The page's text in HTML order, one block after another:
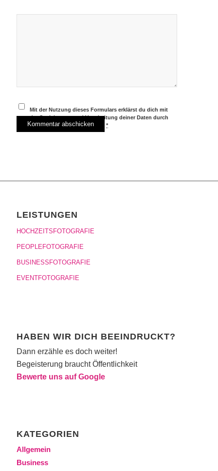
Mit der Nutzung dieses Formulars erklärst du dich mit
der Speicherung und Verarbeitung deiner Daten durch
diese Website einverstanden.*
LEISTUNGEN
HOCHZEITSFOTOGRAFIE
PEOPLEFOTOGRAFIE
BUSINESSFOTOGRAFIE
EVENTFOTOGRAFIE
HABEN WIR DICH BEEINDRUCKT?
Dann erzähle es doch weiter!
Begeisterung braucht Öffentlichkeit
Bewerte uns auf Google
KATEGORIEN
Allgemein
Business